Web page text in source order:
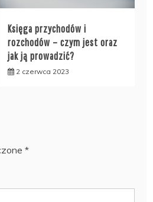
Księga przychodów i
rozchodów – czym jest oraz
jak ją prowadzić?
2 czerwca 2023
*